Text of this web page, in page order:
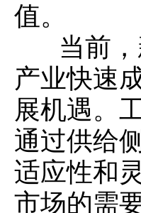
值。
当前，
产业快速
展机遇。
通过供给
适应性和
市场的需要